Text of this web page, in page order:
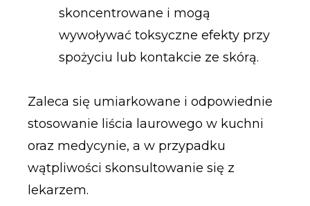
skoncentrowane i mogą
wywoływać toksyczne efekty przy
spożyciu lub kontakcie ze skórą.
Zaleca się umiarkowane i odpowiednie
stosowanie liścia laurowego w kuchni
oraz medycynie, a w przypadku
wątpliwości skonsultowanie się z
lekarzem.